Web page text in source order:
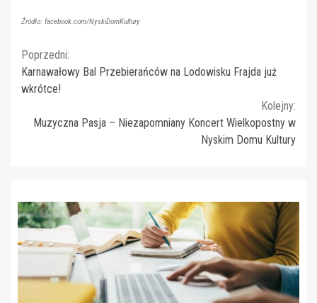
Źródło: facebook.com/NyskiDomKultury
Continue
Reading
Poprzedni:
Karnawałowy Bal Przebierańców na Lodowisku Frajda już
wkrótce!
Kolejny:
Muzyczna Pasja – Niezapomniany Koncert Wielkopostny w
Nyskim Domu Kultury